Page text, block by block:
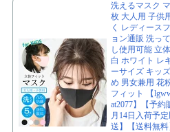
洗えるマスク
枚 大人用 子供
く レディース
ョン通販 洗っ
し使用可能 立
白 ホワイト レ
ーサイズ キッ
め 男女兼用 花
フィット 【
at2077】【予約
月14日入荷予
送】【送料無料